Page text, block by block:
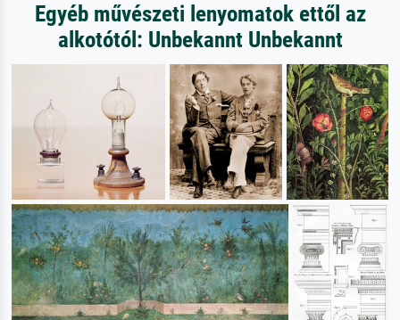
Egyéb művészeti lenyomatok ettől az
alkotótól: Unbekannt Unbekannt